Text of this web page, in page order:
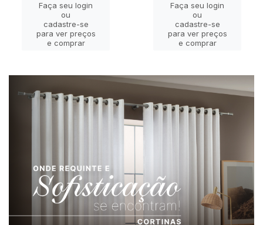
Faça seu login
ou
cadastre-se
para ver preços
e comprar
Faça seu login
ou
cadastre-se
para ver preços
e comprar